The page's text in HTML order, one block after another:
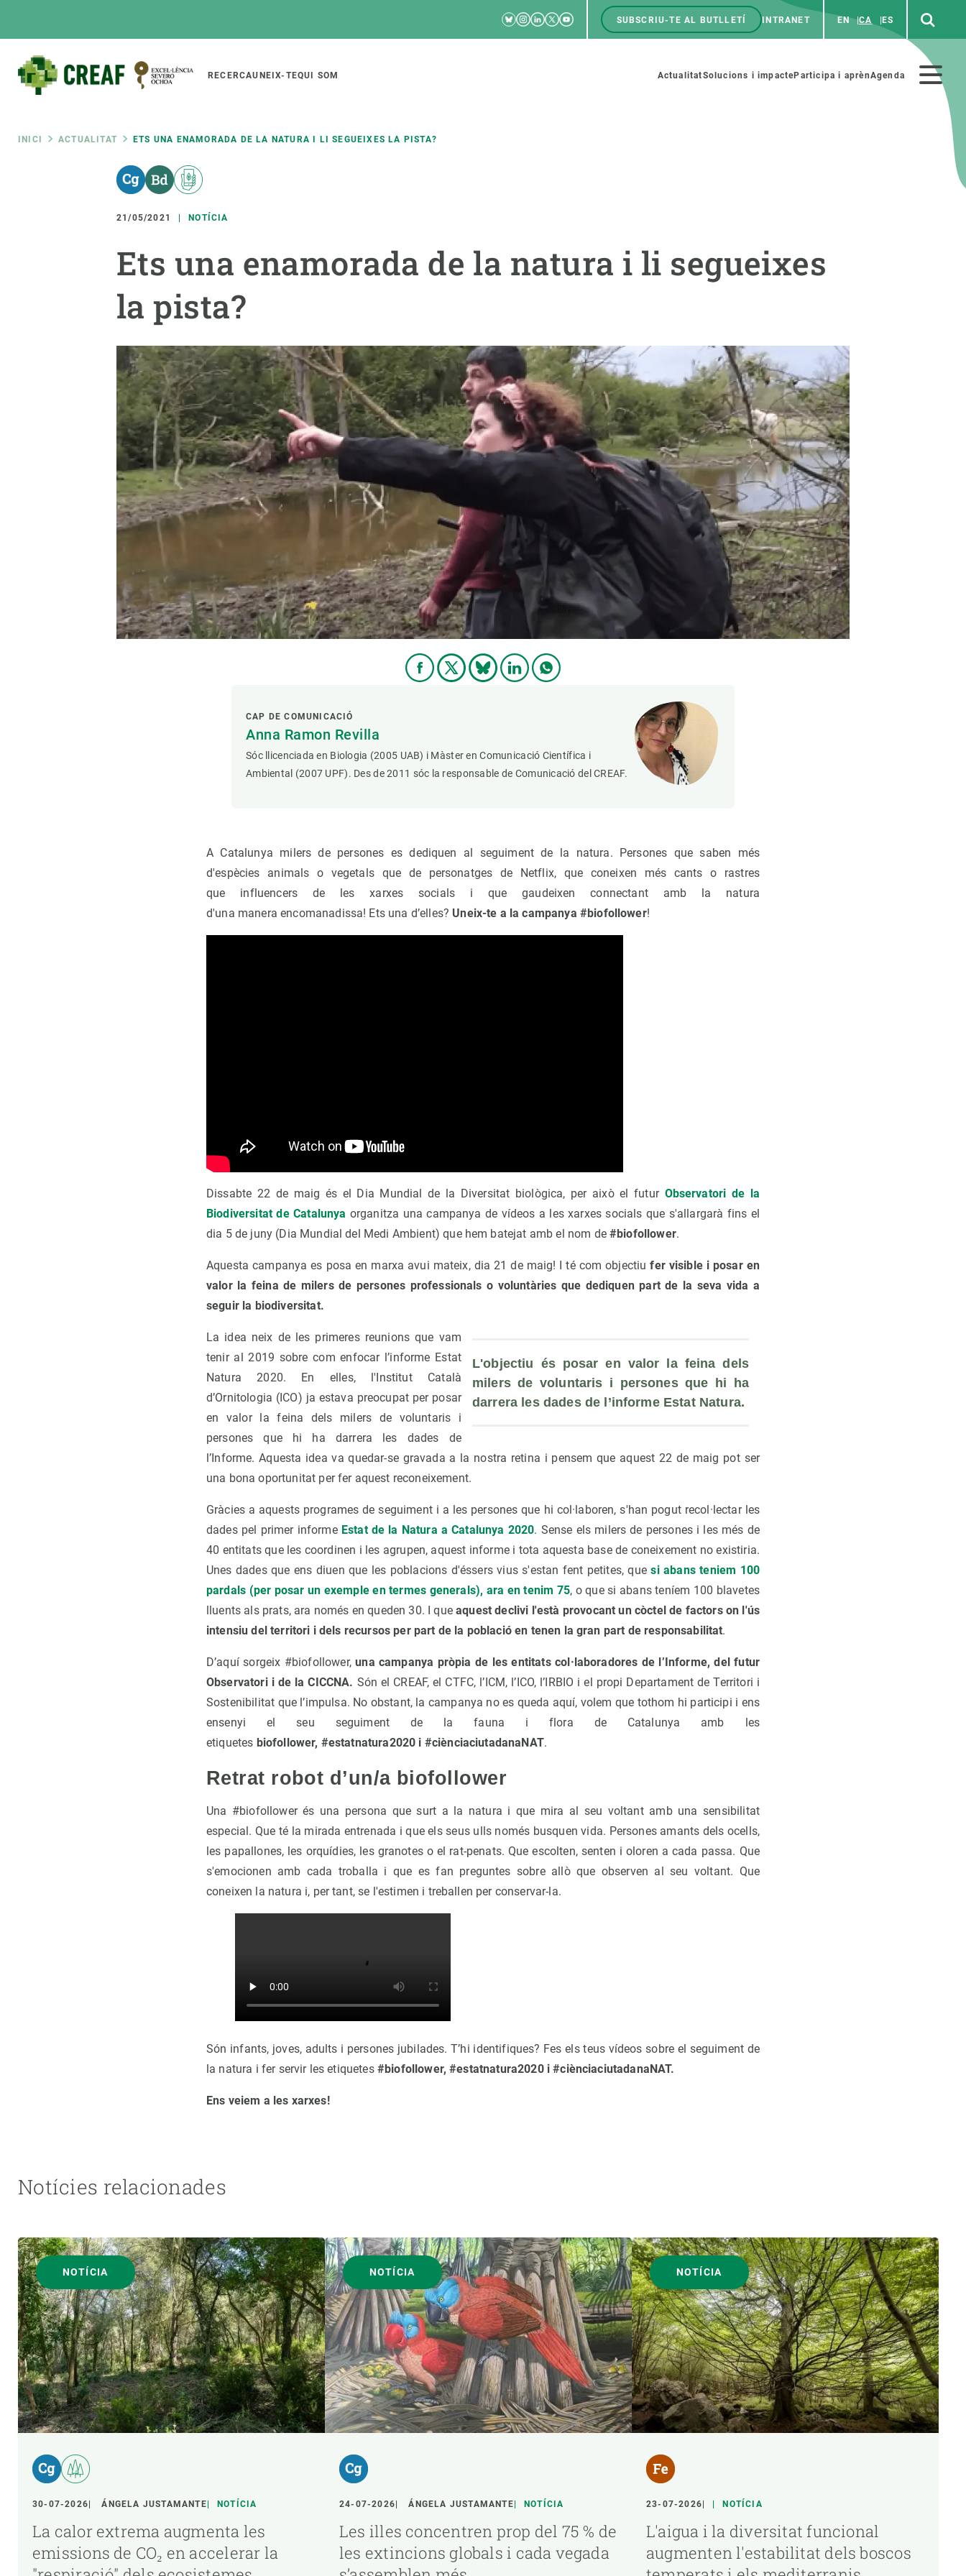
RRSS
Bluesky
Instagram
Linkedin
TwitterYoutube
Menú
SUBSCRIU-TE AL BUTLLETÍ INTRANET EN CA ES
Main
navigation
RECERCAUNEIX-TEQUI SOM
Menú
ActualitatSolucions i impacteParticipa i aprènAgenda
Fil
d'ariadna
INICI ACTUALITAT ETS UNA ENAMORADA DE LA NATURA I LI SEGUEIXES LA PISTA?
21/05/2021 NOTÍCIA
Ets una enamorada de la natura i li segueixes
la pista?
CAP DE COMUNICACIÓ
Anna Ramon Revilla
Sóc llicenciada en Biologia (2005 UAB) i Màster en Comunicació Científica i
Ambiental (2007 UPF). Des de 2011 sóc la responsable de Comunicació del CREAF.
A Catalunya milers de persones es dediquen al seguiment de la natura. Persones que saben més
d'espècies animals o vegetals que de personatges de Netflix, que coneixen més cants o rastres
que influencers de les xarxes socials i que gaudeixen connectant amb la natura
d'una manera encomanadissa! Ets una d’elles? Uneix-te a la campanya #biofollower!
Dissabte 22 de maig és el Dia Mundial de la Diversitat biològica, per això el futur Observatori de la
Biodiversitat de Catalunya organitza una campanya de vídeos a les xarxes socials que s'allargarà fins el
dia 5 de juny (Dia Mundial del Medi Ambient) que hem batejat amb el nom de #biofollower.
Aquesta campanya es posa en marxa avui mateix, dia 21 de maig! I té com objectiufer visible i posar en
valor la feina de milers de persones professionals o voluntàries que dediquen part de la seva vida a
seguir la biodiversitat.
L'objectiu és posar en valor la feina dels
milers de voluntaris i persones que hi ha
darrera les dades de l’informe Estat Natura.
La idea neix de les primeres reunions que vam
tenir al 2019 sobre com enfocar l’informe Estat
Natura 2020. En elles, l'Institut Català
d’Ornitologia (ICO) ja estava preocupat per posar
en valor la feina dels milers de voluntaris i
persones que hi ha darrera les dades de
l’Informe. Aquesta idea va quedar-se gravada a la nostra retina i pensem que aquest 22 de maig pot ser
una bona oportunitat per fer aquest reconeixement.
Gràcies a aquests programes de seguiment i a les persones que hi col·laboren, s'han pogut recol·lectar les
dades pel primer informe Estat de la Natura a Catalunya 2020. Sense els milers de persones i les més de
40 entitats que les coordinen i les agrupen, aquest informe i tota aquesta base de coneixement no existiria.
Unes dades que ens diuen que les poblacions d'éssers vius s'estan fent petites, que si abans teniem 100
pardals (per posar un exemple en termes generals), ara en tenim 75, o que si abans teníem 100 blavetes
lluents als prats, ara només en queden 30. I queaquest declivi l'està provocant un còctel de factors on l'ús
intensiu del territori i dels recursos per part de la població en tenen la gran part de responsabilitat.
D’aquí sorgeix #biofollower,una campanya pròpia de les entitats col·laboradores de l’Informe, del futur
Observatori i de la CICCNA. Són el CREAF, el CTFC, l’ICM, l’ICO, l’IRBIO i el propi Departament de Territori i
Sostenibilitat que l’impulsa. No obstant, la campanya no es queda aquí, volem que tothom hi participi i ens
ensenyi el seu seguiment de la fauna i flora de Catalunya amb les
etiquetes biofollower, #estatnatura2020 i #ciènciaciutadanaNAT.
Retrat robot d’un/a biofollower
Una #biofollower és una persona que surt a la natura i que mira al seu voltant amb una sensibilitat
especial. Que té la mirada entrenada i que els seus ulls només busquen vida. Persones amants dels ocells,
les papallones, les orquídies, les granotes o el rat-penats. Que escolten, senten i oloren a cada passa. Que
s'emocionen amb cada troballa i que es fan preguntes sobre allò que observen al seu voltant. Que
coneixen la natura i, per tant, se l'estimen i treballen per conservar-la.
Són infants, joves, adults i persones jubilades. T’hi identifiques? Fes els teus vídeos sobre el seguiment de
la natura i fer servir les etiquetes #biofollower, #estatnatura2020 i #ciènciaciutadanaNAT.
Ens veiem a les xarxes!
Notícies relacionades
NOTÍCIA
30-07-2026 ÁNGELA JUSTAMANTE NOTÍCIA
La calor extrema augmenta les
emissions de CO₂ en accelerar la
NOTÍCIA
24-07-2026 ÁNGELA JUSTAMANTE NOTÍCIA
Les illes concentren prop del 75 % de
les extincions globals i cada vegada
NOTÍCIA
23-07-2026 NOTÍCIA
L'aigua i la diversitat funcional
augmenten l'estabilitat dels boscos
Featured
responsive
Responsive
menu
SOBRE NOSALTRES
Organització institucional
Infraestructures
Equitat, Diversitat i Inclusió (EDI)
Oficina de premsa
Ciència oberta i gestió del coneixement
Biodiversitat
Funcionament dels ecosistemes
Temes transversals
Publicacions
Synthesis Actions
Solucions Oportunitats acadèmiques
Vine de visitant o sabàtic
Segell de bones pràctiques HRS4R
Un lloc on créixer
Desenvolupament de carrera
Seminaris i activitats internes
T’oferim formació
Fes ciència amb nosaltres
Materials educatius
Esdeveniments anteriors
Canvi global
Funcionament dels ecosistemes
Observació de la terra